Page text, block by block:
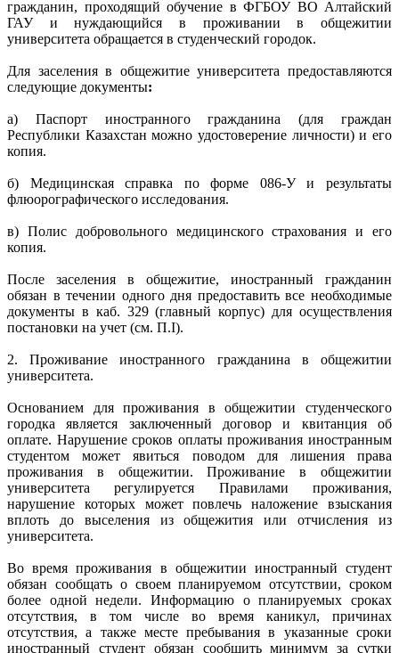
гражданин, проходящий обучение в ФГБОУ ВО Алтайский
ГАУ и нуждающийся в проживании в общежитии
университета обращается в студенческий городок.
Для заселения в общежитие университета предоставляются
следующие документы:
а) Паспорт иностранного гражданина (для граждан
Республики Казахстан можно удостоверение личности) и его
копия.
б) Медицинская справка по форме 086-У и результаты
флюорографического исследования.
в) Полис добровольного медицинского страхования и его
копия.
После заселения в общежитие, иностранный гражданин
обязан в течении одного дня предоставить все необходимые
документы в каб. 329 (главный корпус) для осуществления
постановки на учет (см. П.I).
2. Проживание иностранного гражданина в общежитии
университета.
Основанием для проживания в общежитии студенческого
городка является заключенный договор и квитанция об
оплате. Нарушение сроков оплаты проживания иностранным
студентом может явиться поводом для лишения права
проживания в общежитии. Проживание в общежитии
университета регулируется Правилами проживания,
нарушение которых может повлечь наложение взыскания
вплоть до выселения из общежития или отчисления из
университета.
Во время проживания в общежитии иностранный студент
обязан сообщать о своем планируемом отсутствии, сроком
более одной недели. Информацию о планируемых сроках
отсутствия, в том числе во время каникул, причинах
отсутствия, а также месте пребывания в указанные сроки
иностранный студент обязан сообщить минимум за сутки